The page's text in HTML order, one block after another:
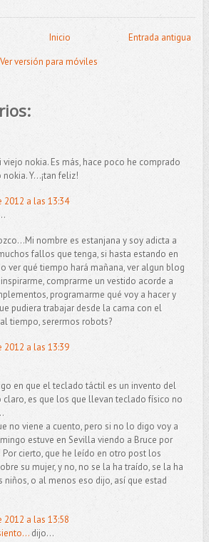
Entrada antigua
Inicio
Ver versión para móviles
viejo nokia. Es más, hace poco he comprado
Y...¡tan feliz!
2012 a las 13:34
nombre es estanjana y soy adicta a
fallos que tenga, si hasta estando en
ver qué tiempo hará mañana, ver algun blog
comprarme un vestido acorde a
programarme qué voy a hacer y
pudiera trabajar desde la cama con el
tiempo, serermos robots?
2012 a las 13:39
en que el teclado táctil es un invento del
claro, es que los que llevan teclado físico no
no viene a cuento, pero si no lo digo voy a
estuve en Sevilla viendo a Bruce por
cierto, que he leído en otro post los
su mujer, y no, no se la ha traído, se la ha
niños, o al menos eso dijo, así que estad
2012 a las 13:58
dijo...